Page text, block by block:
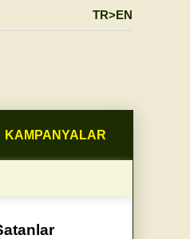
TR>EN
KAMPANYALAR